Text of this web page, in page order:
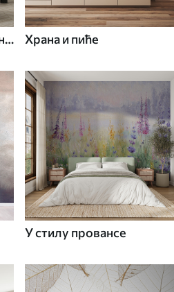
Храна и пиће
У стилу провансе